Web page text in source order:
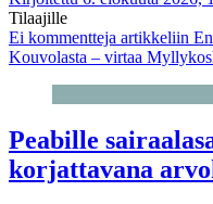
Tilaajille
Ei kommentteja artikkeliin
Kouvolasta – virtaa
Peabille
korjattavana